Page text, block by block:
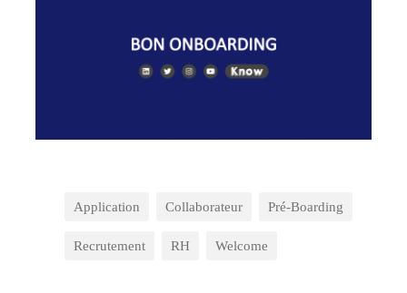
Application Collaborateur Pré-Boarding
Recrutement RH Welcome